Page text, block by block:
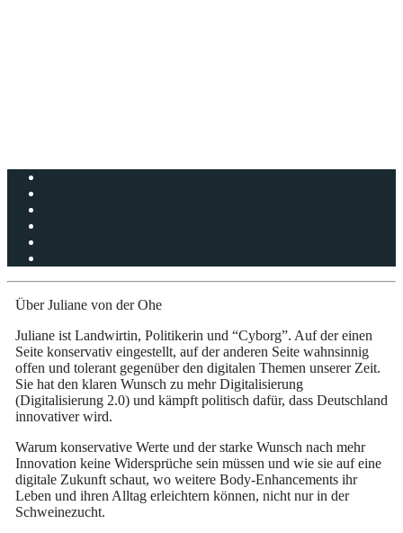
Über Juliane von der Ohe
Juliane ist Landwirtin, Politikerin und “Cyborg”. Auf der einen
Seite konservativ eingestellt, auf der anderen Seite wahnsinnig
offen und tolerant gegenüber den digitalen Themen unserer Zeit.
Sie hat den klaren Wunsch zu mehr Digitalisierung
(Digitalisierung 2.0) und kämpft politisch dafür, dass Deutschland
innovativer wird.
Warum konservative Werte und der starke Wunsch nach mehr
Innovation keine Widersprüche sein müssen und wie sie auf eine
digitale Zukunft schaut, wo weitere Body-Enhancements ihr
Leben und ihren Alltag erleichtern können, nicht nur in der
Schweinezucht.